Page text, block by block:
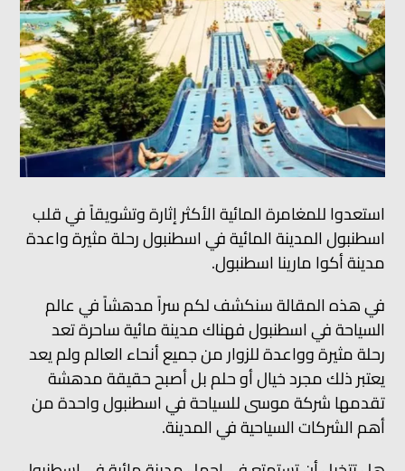
استعدوا للمغامرة المائية الأكثر إثارة وتشويقاً في قلب
اسطنبول المدينة المائية في اسطنبول رحلة مثيرة واعدة
مدينة أكوا مارينا اسطنبول.
في هذه المقالة سنكشف لكم سراً مدهشاً في عالم
السياحة في اسطنبول فهناك مدينة مائية ساحرة تعد
رحلة مثيرة وواعدة للزوار من جميع أنحاء العالم ولم يعد
يعتبر ذلك مجرد خيال أو حلم بل أصبح حقيقة مدهشة
تقدمها شركة موسى للسياحة في اسطنبول واحدة من
أهم الشركات السياحية في المدينة.